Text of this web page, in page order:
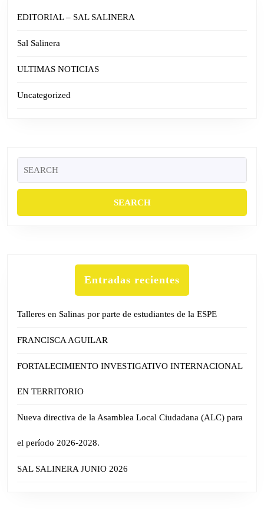
EDITORIAL – SAL SALINERA
Sal Salinera
ULTIMAS NOTICIAS
Uncategorized
for:
Entradas recientes
Talleres en Salinas por parte de estudiantes de la ESPE
FRANCISCA AGUILAR
FORTALECIMIENTO INVESTIGATIVO INTERNACIONAL
EN TERRITORIO
Nueva directiva de la Asamblea Local Ciudadana (ALC) para
el período 2026-2028.
SAL SALINERA JUNIO 2026